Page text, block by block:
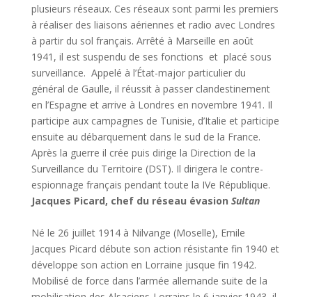
plusieurs réseaux. Ces réseaux sont parmi les premiers
à réaliser des liaisons aériennes et radio avec Londres
à partir du sol français. Arrêté à Marseille en août
1941, il est suspendu de ses fonctions et placé sous
surveillance. Appelé à l’État-major particulier du
général de Gaulle, il réussit à passer clandestinement
en l’Espagne et arrive à Londres en novembre 1941. Il
participe aux campagnes de Tunisie, d’Italie et participe
ensuite au débarquement dans le sud de la France.
Après la guerre il crée puis dirige la Direction de la
Surveillance du Territoire (DST). Il dirigera le contre-
espionnage français pendant toute la IVe République.
Jacques Picard, chef du réseau évasion Sultan
Né le 26 juillet 1914 à Nilvange (Moselle), Emile
Jacques Picard débute son action résistante fin 1940 et
développe son action en Lorraine jusque fin 1942.
Mobilisé de force dans l’armée allemande suite de la